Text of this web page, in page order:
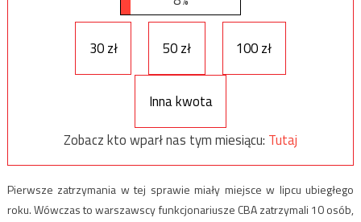
30 zł 50 zł 100 zł
Inna kwota
Zobacz kto wparł nas tym miesiącu: Tutaj
Pierwsze zatrzymania w tej sprawie miały miejsce w lipcu ubiegłego
roku. Wówczas to warszawscy funkcjonariusze CBA zatrzymali 10 osób,